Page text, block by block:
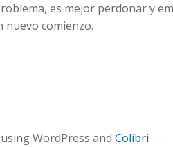
es mejor perdonar y
nuevo comienzo.
WordPress and Colibri